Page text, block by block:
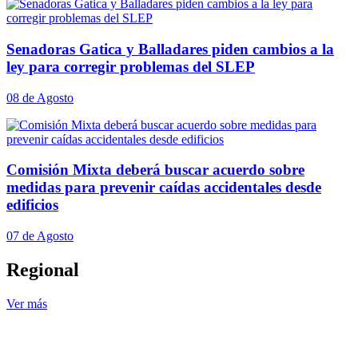
Senadoras Gatica y Balladares piden cambios a la
ley para corregir problemas del SLEP
08 de Agosto
Comisión Mixta deberá buscar acuerdo sobre
medidas para prevenir caídas accidentales desde
edificios
07 de Agosto
Regional
Ver más